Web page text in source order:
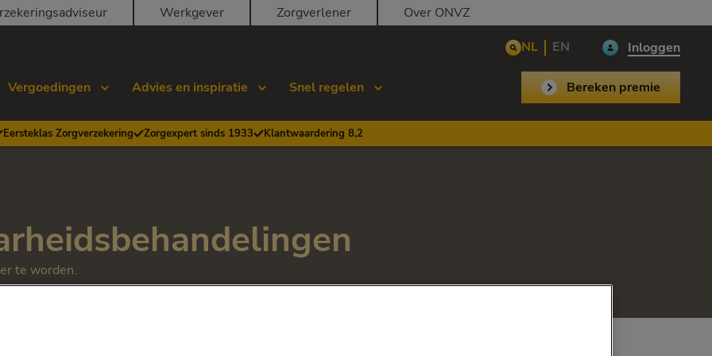
Werkgever Zorgverlener
Over ONVZ
NL EN Inloggen
Vergoedingen Advies en inspiratie Snel regelen Bereken premie
Eersteklas Zorgverzekering Zorgexpert sinds 1933 Klantwaardering 8,2
te worden.